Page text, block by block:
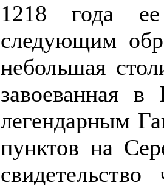
1218 года ее
следующим
небольшая
завоеванная
легендарным
пунктов на